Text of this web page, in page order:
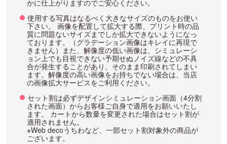
かに仕上がりますのでご安心ください。
使用する写真はなるべく大きなサイズのものをお使い
下さい。 画像を配置して拡大する際、プリント時の品
質に問題ないサイズまでしか拡大できないようになっ
ております。（グラデーション画像はキレイに再現で
きません）また、解像度の低い画像は、シミュレーシ
ョン上でも目視できない予期せぬノイズ線などの不具
合が発生することがあり、そのまま印刷されてしまい
ます。解像度の高い画像をお持ちでない場合は、当店
の画像拡大サービスをご利用ください。
セット割は必ずデザインシミュレーション画面（4分割
された画面）からお客様ご自身で適用をお願いいたし
ます。 カートから数量を変更された場合はセット割が
適用されません。
※Web decoうちわなど、一部セット割対象外の商品が
ございます。